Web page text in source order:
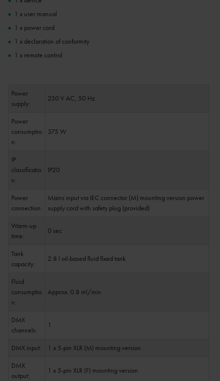
1 x user manual
1 x power cord
1 x declaration of conformity
1 x remote control
Power
supply:
230 V AC, 50 Hz
Power
consumptio
n:
375 W
IP
classificatio
n:
IP20
Power
connection:
Mains input via IEC connector (M) mounting version power
supply cord with safety plug (provided)
Warm-up
time:
0 sec
Tank
capacity:
2.8 l oil-based fluid fixed tank
Fluid
consumptio
n:
Approx. 0.8 ml/min
DMX
channels:
1
DMX input:
1 x 5-pin XLR (M) mounting version
DMX
output:
1 x 5-pin XLR (F) mounting version